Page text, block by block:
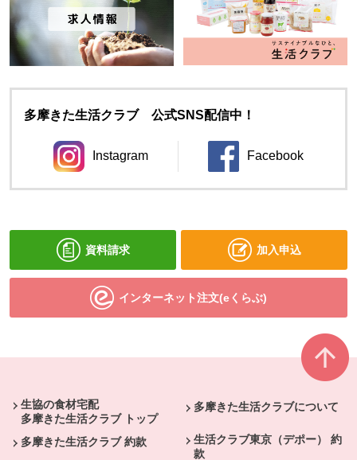
多摩きた生活クラブ 公式SNS配信中！
Instagram
別のウィンドウで開きます。
Facebook
資料請求 加入申込
インターネット注文(eくらぶ)
生協の食材宅配
多摩きた生活クラブ トップ
多摩きた生活クラブについて
多摩きた生活クラブ 約款
生活クラブ東京（デポー） 約
款